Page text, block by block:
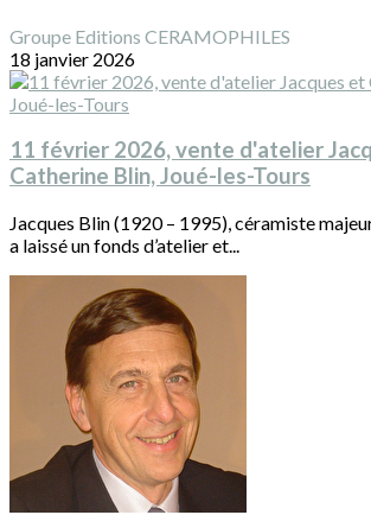
Groupe Editions CERAMOPHILES
18 janvier 2026
11 février 2026, vente d'atelier
Catherine Blin, Joué-les-Tours
Jacques Blin (1920 – 1995), céramiste
a laissé un fonds d’atelier et...